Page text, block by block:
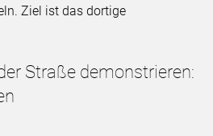
Ziel ist das dortige
Straße demonstrieren: